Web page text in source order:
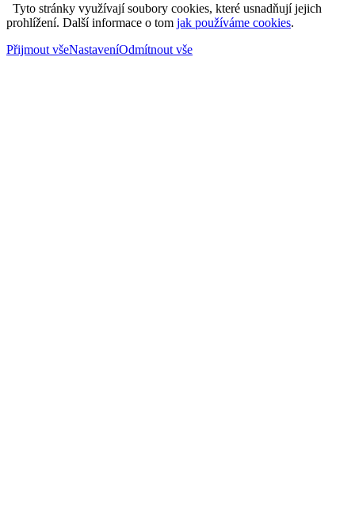
Tyto stránky využívají soubory cookies, které usnadňují jejich
prohlížení. Další informace o tom jak používáme cookies.
Přijmout všeNastaveníOdmítnout vše